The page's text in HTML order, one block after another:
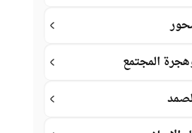
المجتمع